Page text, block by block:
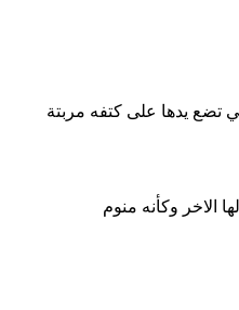
يدها على كتفه مربتة
الاخر وكأنه منوم